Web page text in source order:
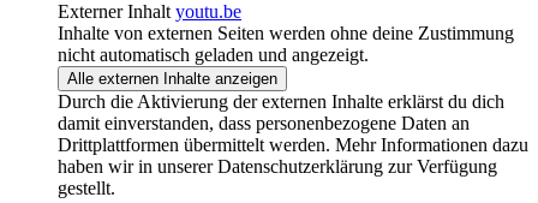
Externer Inhalt youtu.be
Inhalte von externen Seiten werden ohne deine Zustimmung
nicht automatisch geladen und angezeigt.
Alle externen Inhalte anzeigen
Durch die Aktivierung der externen Inhalte erklärst du dich
damit einverstanden, dass personenbezogene Daten an
Drittplattformen übermittelt werden. Mehr Informationen dazu
haben wir in unserer Datenschutzerklärung zur Verfügung
gestellt.